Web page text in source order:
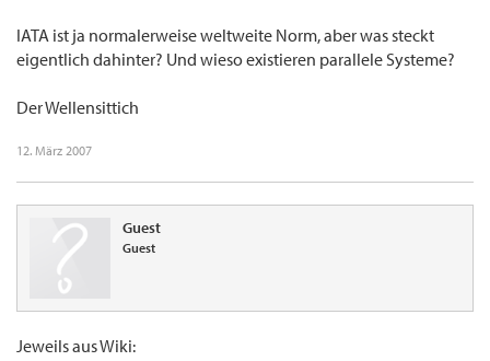
IATA ist ja normalerweise weltweite Norm, aber was steckt
eigentlich dahinter? Und wieso existieren parallele Systeme?
Der Wellensittich
12. März 2007
Guest
Guest
Jeweils aus Wiki: